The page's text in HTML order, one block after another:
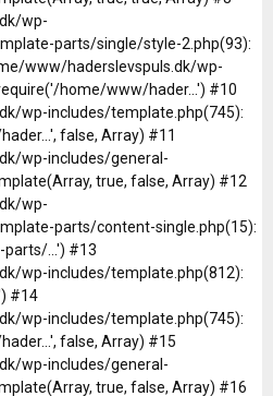
wp-
parts/single/style-2.php(93):
www/haderslevspuls.dk/wp-
home/www/hader...') #10
wp-includes/template.php(745):
false, Array) #11
wp-includes/general-
true, false, Array) #12
wp-
parts/content-single.php(15):
...') #13
wp-includes/template.php(812):
#14
wp-includes/template.php(745):
false, Array) #15
wp-includes/general-
true, false, Array) #16